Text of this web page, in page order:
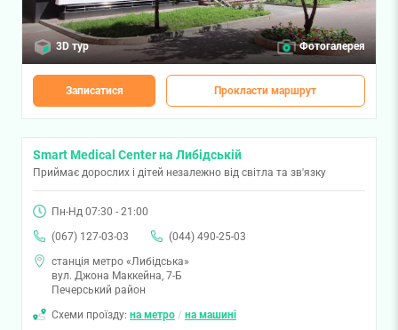
3D тур Фотогалерея
Записатися Прокласти маршрут
Smart Medical Center на Либідській
Приймає дорослих і дітей незалежно від світла та зв'язку
Пн-Нд 07:30 - 21:00
(067) 127-03-03
(044) 490-25-03
станція метро «Либідська»
вул. Джона Маккейна, 7-Б
Печерський район
Схеми проїзду: на метро / на машині